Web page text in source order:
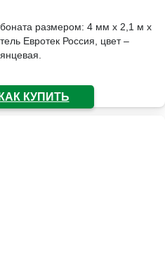
размером: 4 мм х 2,1 м х
Евротек Россия, цвет –
КАК КУПИТЬ